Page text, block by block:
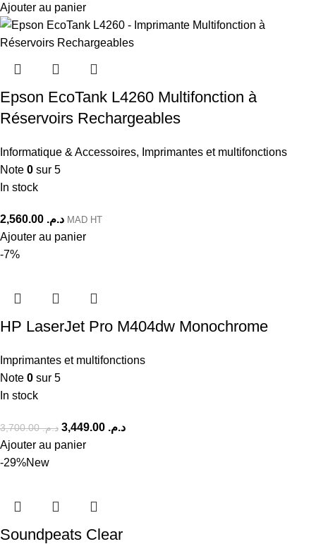
Ajouter au panier
Epson EcoTank L4260 Multifonction à
Réservoirs Rechargeables
Informatique & Accessoires, Imprimantes et multifonctions
Note 0 sur 5
In stock
د.م. MAD HT
Ajouter au panier
-7%
HP LaserJet Pro M404dw Monochrome
Imprimantes et multifonctions
Note 0 sur 5
In stock
د.م.3,700.00 د.م.
Ajouter au panier
-29%New
Soundpeats Clear